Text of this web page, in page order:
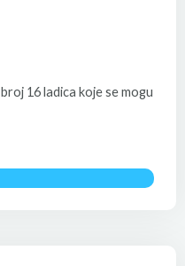
16 ladica koje se mogu